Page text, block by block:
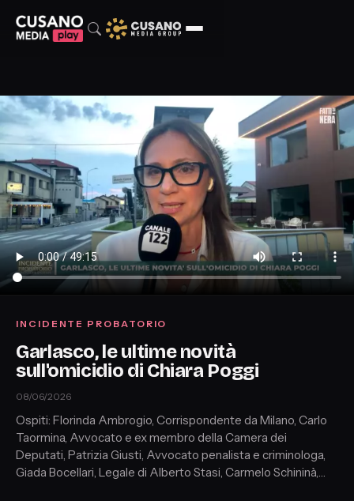
INCIDENTE PROBATORIO
Garlasco, le ultime novità
sull'omicidio di Chiara Poggi
08/06/2026
Ospiti: Florinda Ambrogio, Corrispondente da Milano, Carlo
Taormina, Avvocato e ex membro della Camera dei
Deputati, Patrizia Giusti, Avvocato penalista e criminologa,
Giada Bocellari, Legale di Alberto Stasi, Carmelo Schininà,